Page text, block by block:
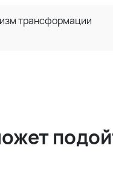
трансформации